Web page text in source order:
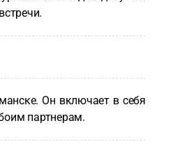
Он включает в себя
партнерам.